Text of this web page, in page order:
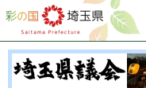
彩の国 埼玉県